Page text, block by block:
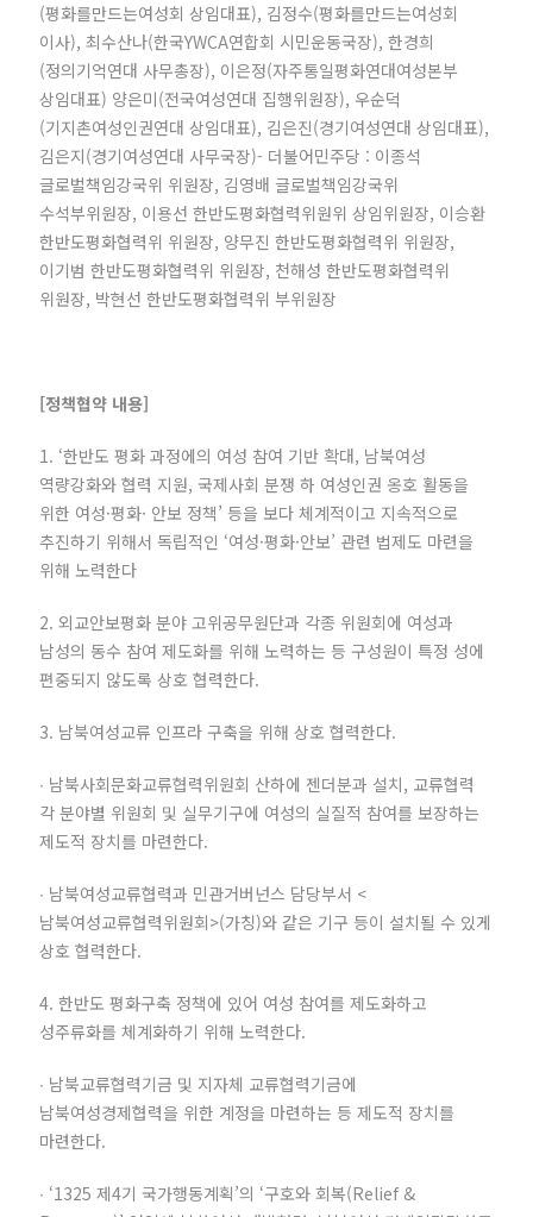
(평화를만드는여성회 상임대표), 김정수(평화를만드는여성회
이사), 최수산나(한국YWCA연합회 시민운동국장), 한경희
(정의기억연대 사무총장), 이은정(자주통일평화연대여성본부
상임대표) 양은미(전국여성연대 집행위원장), 우순덕
(기지촌여성인권연대 상임대표), 김은진(경기여성연대 상임대표),
김은지(경기여성연대 사무국장)- 더불어민주당 : 이종석
글로벌책임강국위 위원장, 김영배 글로벌책임강국위
수석부위원장, 이용선 한반도평화협력위원위 상임위원장, 이승환
한반도평화협력위 위원장, 양무진 한반도평화협력위 위원장,
이기범 한반도평화협력위 위원장, 천해성 한반도평화협력위
위원장, 박현선 한반도평화협력위 부위원장
[정책협약 내용]
1. ‘한반도 평화 과정에의 여성 참여 기반 확대, 남북여성
역량강화와 협력 지원, 국제사회 분쟁 하 여성인권 옹호 활동을
위한 여성·평화· 안보 정책’ 등을 보다 체계적이고 지속적으로
추진하기 위해서 독립적인 ‘여성·평화·안보’ 관련 법제도 마련을
위해 노력한다
2. 외교안보평화 분야 고위공무원단과 각종 위원회에 여성과
남성의 동수 참여 제도화를 위해 노력하는 등 구성원이 특정 성에
편중되지 않도록 상호 협력한다.
3. 남북여성교류 인프라 구축을 위해 상호 협력한다.
∙ 남북사회문화교류협력위원회 산하에 젠더분과 설치, 교류협력
각 분야별 위원회 및 실무기구에 여성의 실질적 참여를 보장하는
제도적 장치를 마련한다.
∙ 남북여성교류협력과 민관거버넌스 담당부서 <
남북여성교류협력위원회>(가칭)와 같은 기구 등이 설치될 수 있게
상호 협력한다.
4. 한반도 평화구축 정책에 있어 여성 참여를 제도화하고
성주류화를 체계화하기 위해 노력한다.
∙ 남북교류협력기금 및 지자체 교류협력기금에
남북여성경제협력을 위한 계정을 마련하는 등 제도적 장치를
마련한다.
∙ ‘1325 제4기 국가행동계획’의 ‘구호와 회복(Relief &